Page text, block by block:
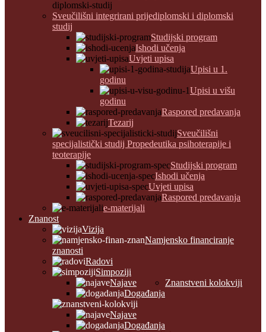
Sveučilišni integrirani prijediplomski i diplomski
studij
Studijski program
Ishodi učenja
Uvjeti upisa
Upisi u 1.
godinu
Upisi u višu
godinu
Raspored predavanja
Tezarij
Sveučilišni
specijalistički studij Propedeutika psihoterapije i
teoterapije
Studijski program
Ishodi učenja
Uvjeti upisa
Raspored predavanja
e-materijali
Znanost
Vizija
Namjensko financiranje
znanosti
Radovi
Simpoziji
Najave
Događanja
Znanstveni kolokviji
Najave
Događanja